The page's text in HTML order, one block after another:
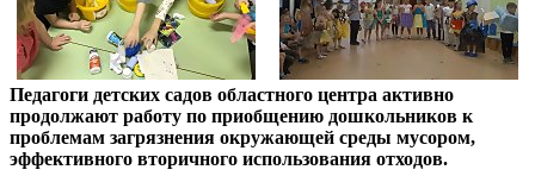
Педагоги детских садов областного центра активно
продолжают работу по приобщению дошкольников к
проблемам загрязнения окружающей среды мусором,
эффективного вторичного использования отходов.